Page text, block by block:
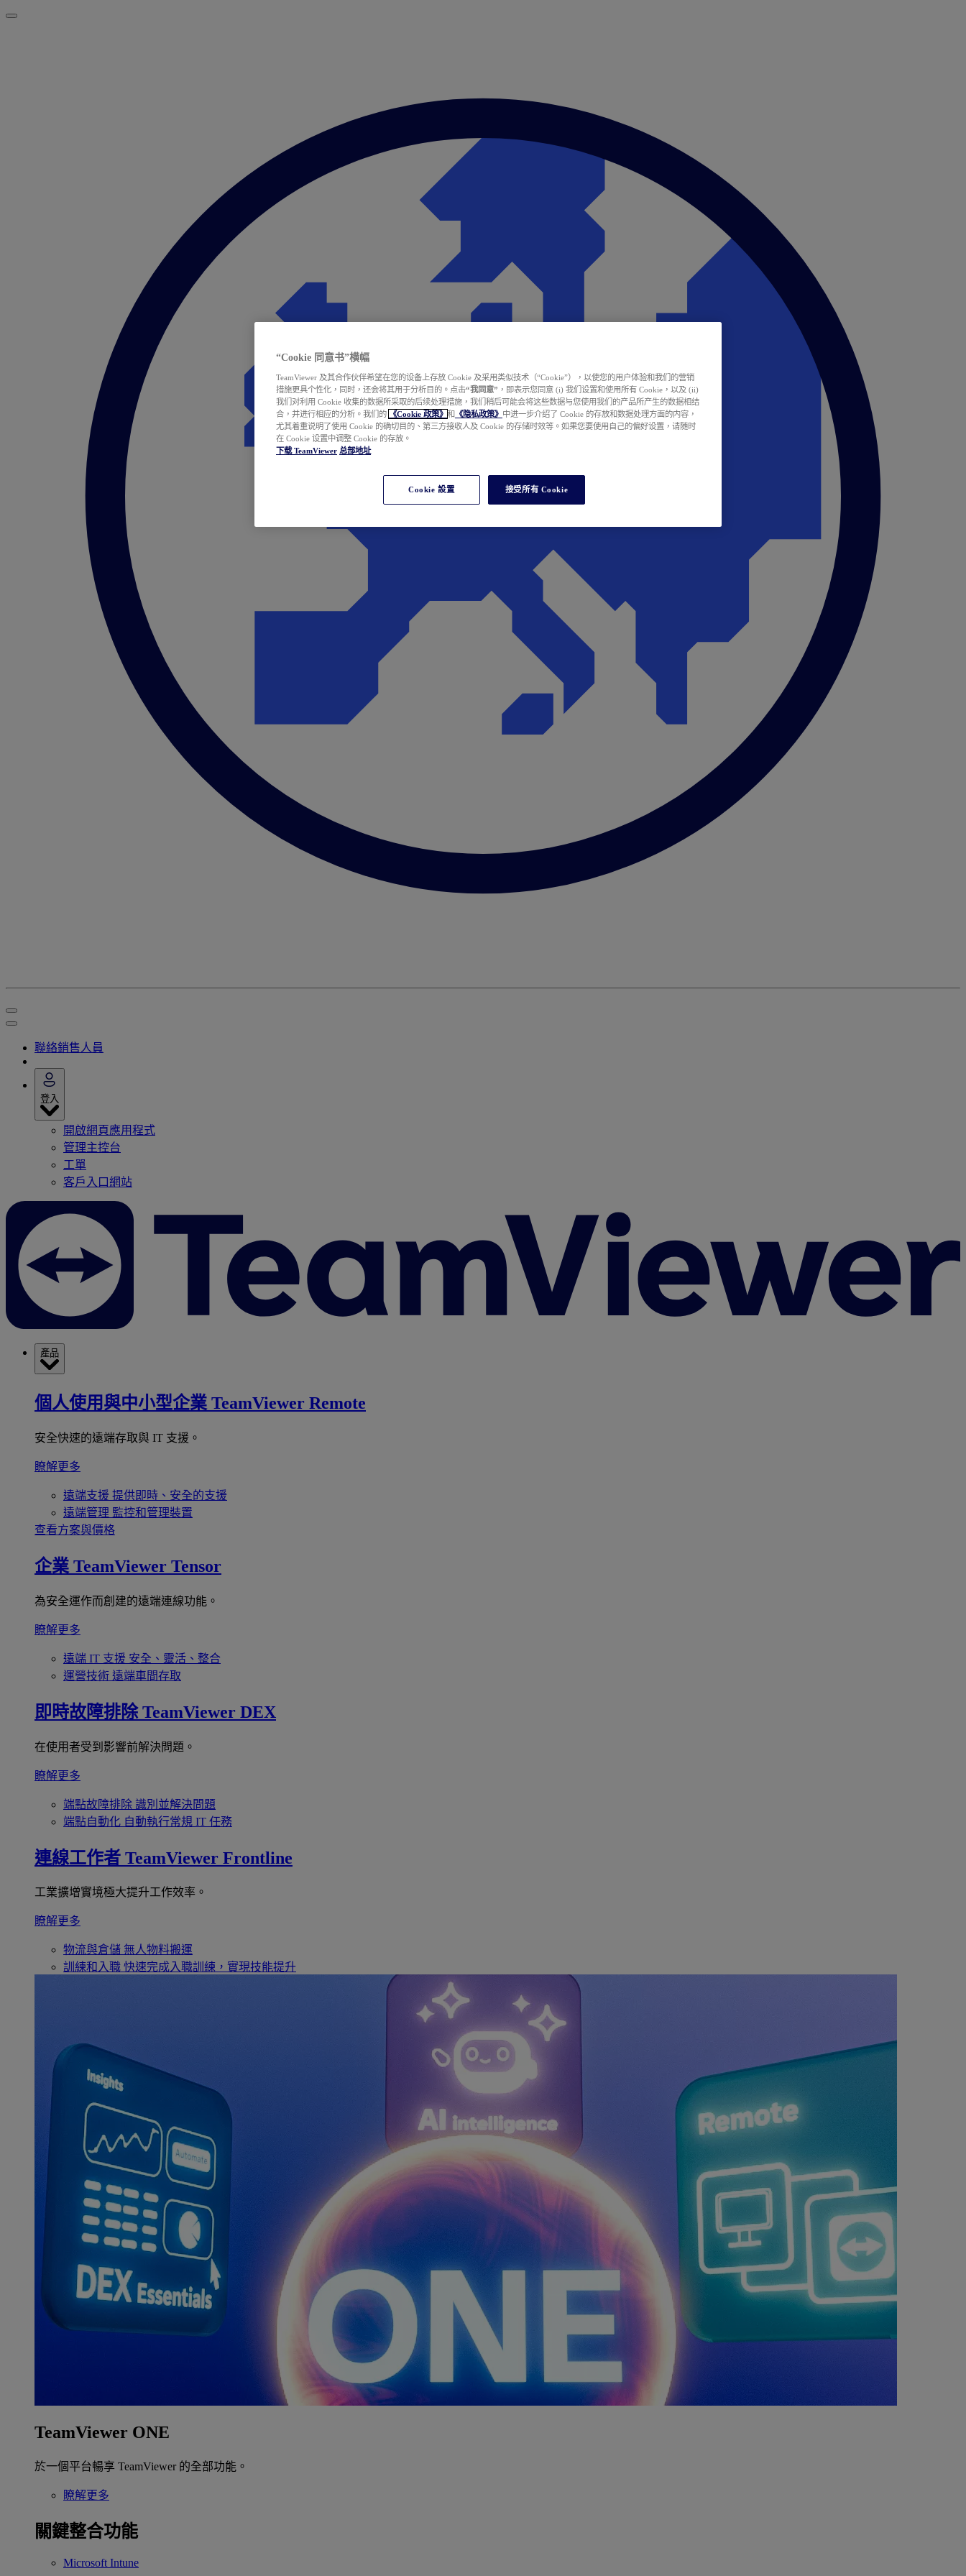
聯絡銷售人員
登入
開啟網頁應用程式
管理主控台
工單
客戶入口網站
產品
個人使用與中小型企業 TeamViewer Remote
安全快速的遠端存取與 IT 支援。
瞭解更多
遠端支援 提供即時、安全的支援
遠端管理 監控和管理裝置
查看方案與價格
企業 TeamViewer Tensor
為安全運作而創建的遠端連線功能。
瞭解更多
遠端 IT 支援 安全、靈活、整合
運營技術 遠端車間存取
即時故障排除 TeamViewer DEX
在使用者受到影響前解決問題。
瞭解更多
端點故障排除 識別並解決問題
端點自動化 自動執行常規 IT 任務
連線工作者 TeamViewer Frontline
工業擴增實境極大提升工作效率。
瞭解更多
物流與倉儲 無人物料搬運
訓練和入職 快速完成入職訓練，實現技能提升
TeamViewer ONE
於一個平台暢享 TeamViewer 的全部功能。
瞭解更多
關鍵整合功能
Microsoft Intune
“Cookie 同意书”横幅
TeamViewer 及其合作伙伴希望在您的设备上存放 Cookie 及采用类似技术（“Cookie”），以使您的用户体验和我们的营销
措施更具个性化，同时，还会将其用于分析目的。点击“我同意” ，即表示您同意 (i) 我们设置和使用所有 Cookie，以及 (ii)
我们对利用 Cookie 收集的数据所采取的后续处理措施，我们稍后可能会将这些数据与您使用我们的产品所产生的数据相结
合，并进行相应的分析。我们的
《Cookie 政策》 和 《隐私政策》 中进一步介绍了 Cookie 的存放和数据处理方面的内容，
尤其着重说明了使用 Cookie 的确切目的、第三方接收人及 Cookie 的存储时效等。如果您要使用自己的偏好设置，请随时
在 Cookie 设置中调整 Cookie 的存放。
下载 TeamViewer 总部地址
Cookie 設置 接受所有 Cookie